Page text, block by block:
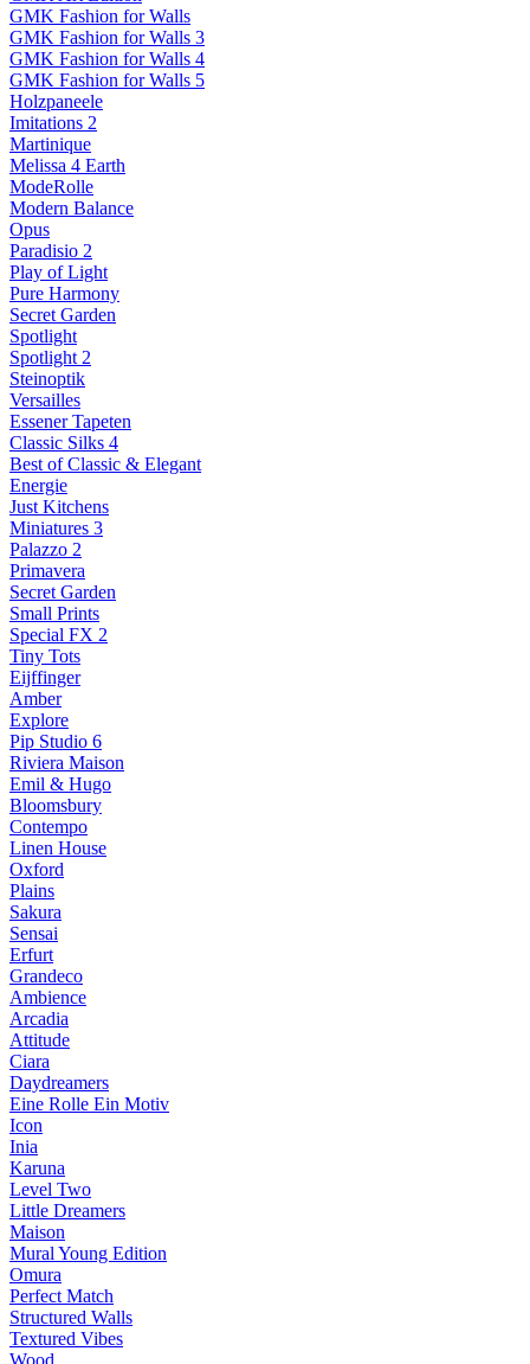
GMK Fashion for Walls
GMK Fashion for Walls 3
GMK Fashion for Walls 4
GMK Fashion for Walls 5
Holzpaneele
Imitations 2
Martinique
Melissa 4 Earth
ModeRolle
Modern Balance
Opus
Paradisio 2
Play of Light
Pure Harmony
Secret Garden
Spotlight
Spotlight 2
Steinoptik
Versailles
Essener Tapeten
Classic Silks 4
Best of Classic & Elegant
Energie
Just Kitchens
Miniatures 3
Palazzo 2
Primavera
Secret Garden
Small Prints
Special FX 2
Tiny Tots
Eijffinger
Amber
Explore
Pip Studio 6
Riviera Maison
Emil & Hugo
Bloomsbury
Contempo
Linen House
Oxford
Plains
Sakura
Sensai
Erfurt
Grandeco
Ambience
Arcadia
Attitude
Ciara
Daydreamers
Eine Rolle Ein Motiv
Icon
Inia
Karuna
Level Two
Little Dreamers
Maison
Mural Young Edition
Omura
Perfect Match
Structured Walls
Textured Vibes
Wood